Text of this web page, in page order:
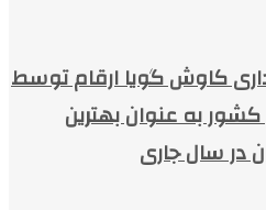
کاوش گویا ارقام توسط
کشور به عنوان بهترین
در سال جاری